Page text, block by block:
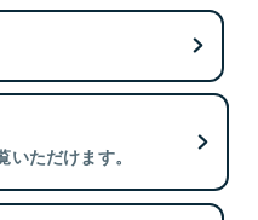
ただけます。